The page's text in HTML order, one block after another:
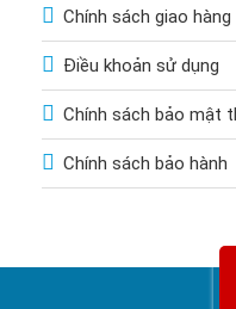
Chính sách giao hàng
Điều khoản sử dụng
Chính sách bảo mật
Chính sách bảo hành